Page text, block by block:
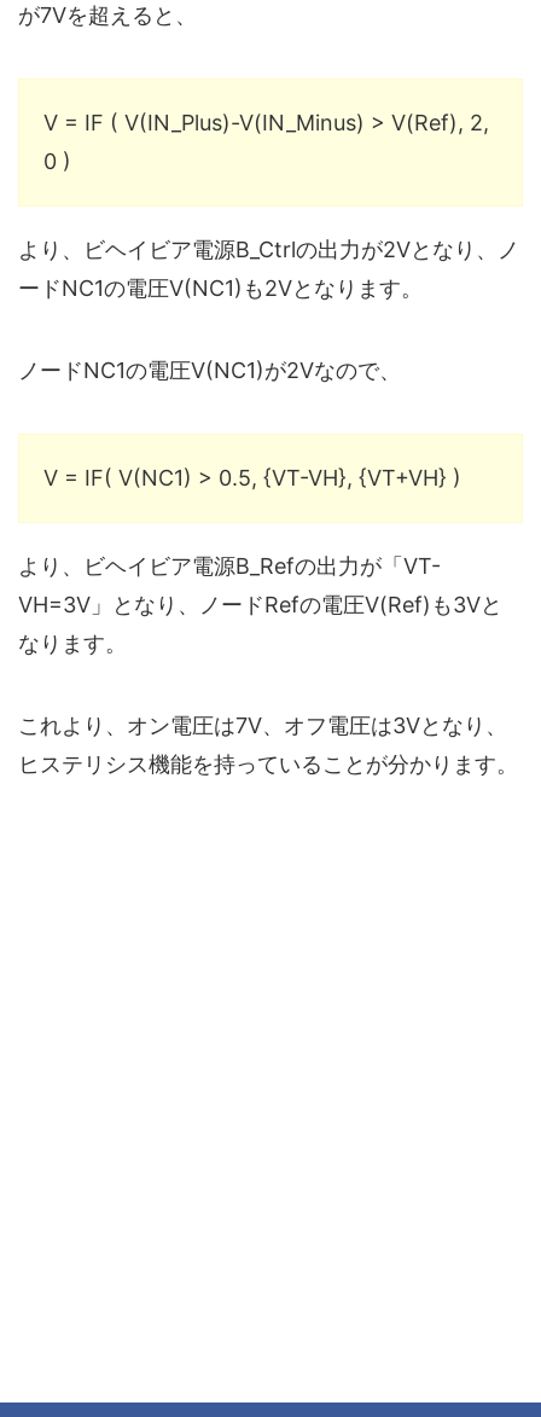
が7Vを超えると、
V = IF ( V(IN_Plus)-V(IN_Minus) > V(Ref), 2,
0 )
より、ビヘイビア電源B_Ctrlの出力が2Vとなり、ノ
ードNC1の電圧V(NC1)も2Vとなります。
ノードNC1の電圧V(NC1)が2Vなので、
V = IF( V(NC1) > 0.5, {VT-VH}, {VT+VH} )
より、ビヘイビア電源B_Refの出力が「VT-
VH=3V」となり、ノードRefの電圧V(Ref)も3Vと
なります。
これより、オン電圧は7V、オフ電圧は3Vとなり、
ヒステリシス機能を持っていることが分かります。